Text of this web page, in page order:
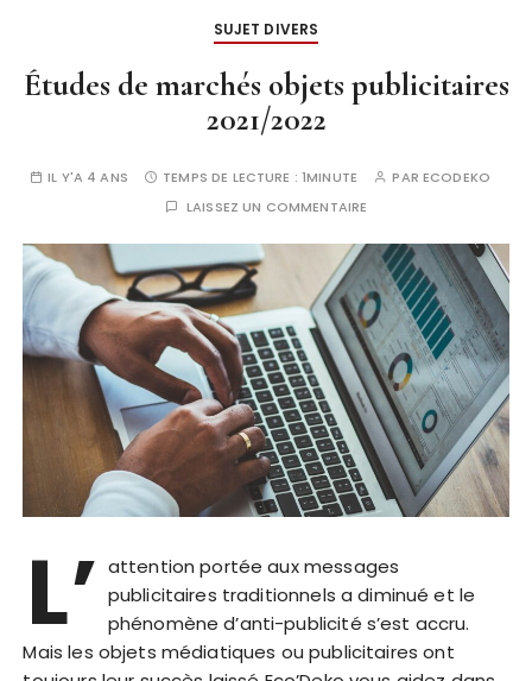
SUJET DIVERS
Études de marchés objets publicitaires
2021/2022
IL Y'A 4 ANS TEMPS DE LECTURE :1MINUTE PARECODEKO
LAISSEZ UN COMMENTAIRE
L’ attention portée aux messages
publicitaires traditionnels a diminué et le
phénomène d’anti-publicité s’est accru.
Mais les objets médiatiques ou publicitaires ont